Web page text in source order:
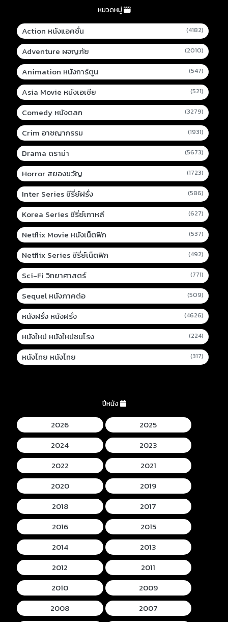
หมวดหมู่
Action หนังแอคชั่น (4182)
Adventure ผจญภัย (2010)
Animation หนังการ์ตูน (547)
Asia Movie หนังเอเชีย (521)
Comedy หนังตลก (3279)
Crim อาชญากรรม (1931)
Drama ดราม่า (5673)
Horror สยองขวัญ (1723)
Inter Series ซีรี่ย์ฝรั่ง (586)
Korea Series ซีรี่ย์เกาหลี (627)
Netflix Movie หนังเน็ตฟิก (537)
Netflix Series ซีรี่ย์เน็ตฟิก (492)
Sci-Fi วิทยาศาสตร์ (771)
Sequel หนังภาคต่อ (509)
หนังฝรั่ง หนังฝรั่ง (4626)
หนังใหม่ หนังใหม่ชนโรง (224)
หนังไทย หนังไทย (317)
ปีหนัง
2026
2025
2024
2023
2022
2021
2020
2019
2018
2017
2016
2015
2014
2013
2012
2011
2010
2009
2008
2007